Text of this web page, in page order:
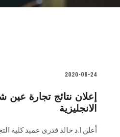
2020-08-24
الانجليزية
أعلن ا.د خالد قدرى عميد كلية